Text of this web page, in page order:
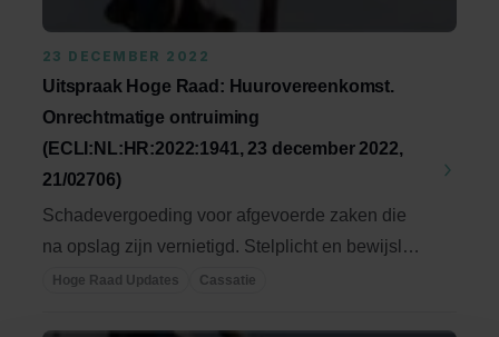
23 DECEMBER 2022
Uitspraak Hoge Raad: Huurovereenkomst.
Onrechtmatige ontruiming
(ECLI:NL:HR:2022:1941, 23 december 2022,
21/02706)
Schadevergoeding voor afgevoerde zaken die
na opslag zijn vernietigd. Stelplicht en bewijslast
dat ...
Hoge Raad Updates Cassatie